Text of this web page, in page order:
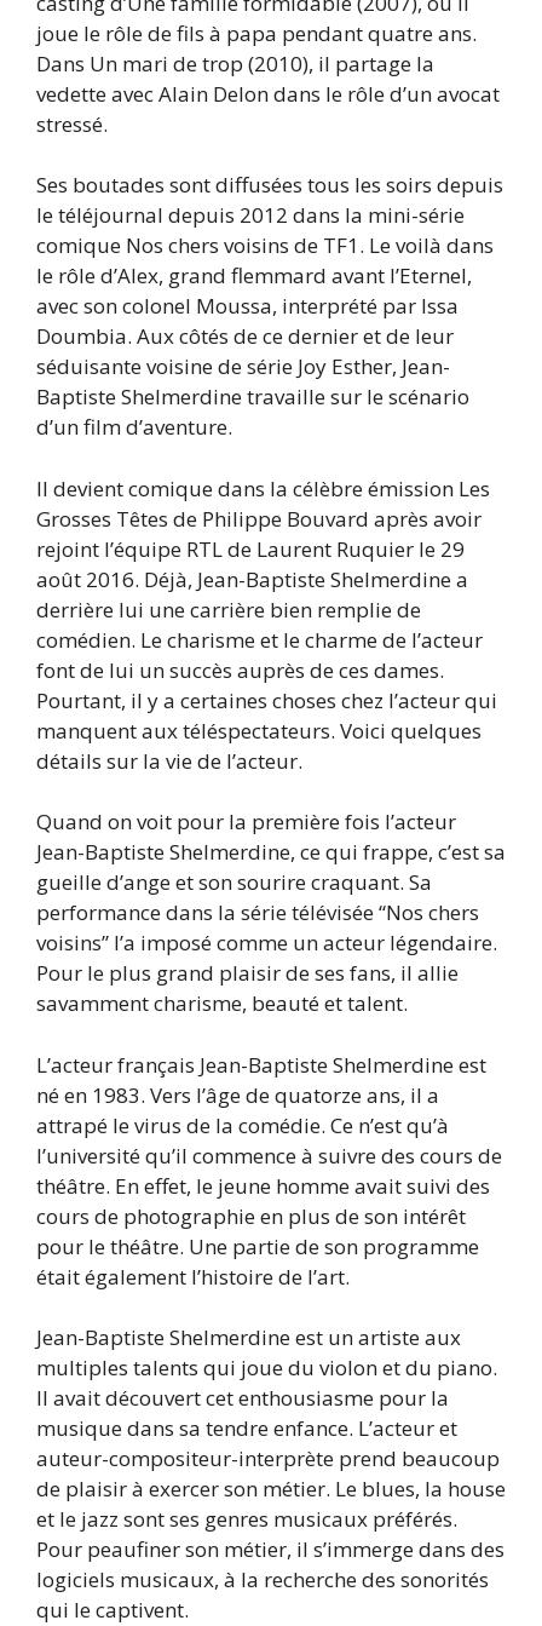
joue le rôle de fils à papa pendant quatre ans.
Dans Un mari de trop (2010), il partage la
vedette avec Alain Delon dans le rôle d’un avocat
stressé.
Ses boutades sont diffusées tous les soirs depuis
le téléjournal depuis 2012 dans la mini-série
comique Nos chers voisins de TF1. Le voilà dans
le rôle d’Alex, grand flemmard avant l’Eternel,
avec son colonel Moussa, interprété par Issa
Doumbia. Aux côtés de ce dernier et de leur
séduisante voisine de série Joy Esther, Jean-
Baptiste Shelmerdine travaille sur le scénario
d’un film d’aventure.
Il devient comique dans la célèbre émission Les
Grosses Têtes de Philippe Bouvard après avoir
rejoint l’équipe RTL de Laurent Ruquier le 29
août 2016. Déjà, Jean-Baptiste Shelmerdine a
derrière lui une carrière bien remplie de
comédien. Le charisme et le charme de l’acteur
font de lui un succès auprès de ces dames.
Pourtant, il y a certaines choses chez l’acteur qui
manquent aux téléspectateurs. Voici quelques
détails sur la vie de l’acteur.
Quand on voit pour la première fois l’acteur
Jean-Baptiste Shelmerdine, ce qui frappe, c’est sa
gueille d’ange et son sourire craquant. Sa
performance dans la série télévisée “Nos chers
voisins” l’a imposé comme un acteur légendaire.
Pour le plus grand plaisir de ses fans, il allie
savamment charisme, beauté et talent.
L’acteur français Jean-Baptiste Shelmerdine est
né en 1983. Vers l’âge de quatorze ans, il a
attrapé le virus de la comédie. Ce n’est qu’à
l’université qu’il commence à suivre des cours de
théâtre. En effet, le jeune homme avait suivi des
cours de photographie en plus de son intérêt
pour le théâtre. Une partie de son programme
était également l’histoire de l’art.
Jean-Baptiste Shelmerdine est un artiste aux
multiples talents qui joue du violon et du piano.
Il avait découvert cet enthousiasme pour la
musique dans sa tendre enfance. L’acteur et
auteur-compositeur-interprète prend beaucoup
de plaisir à exercer son métier. Le blues, la house
et le jazz sont ses genres musicaux préférés.
Pour peaufiner son métier, il s’immerge dans des
logiciels musicaux, à la recherche des sonorités
qui le captivent.